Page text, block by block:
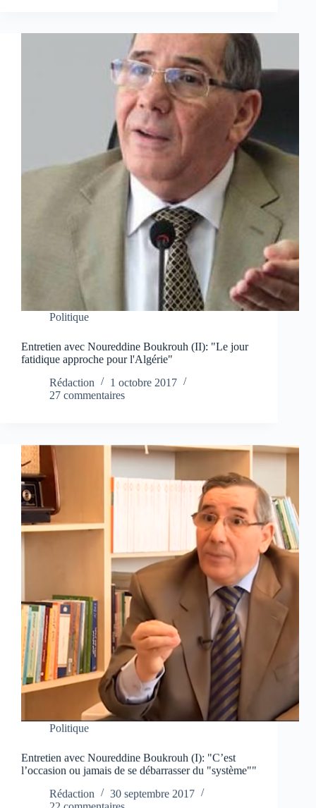
Politique
Entretien avec Noureddine Boukrouh (II): "Le jour
fatidique approche pour l'Algérie"
Rédaction
1 octobre 2017
27 commentaires
Politique
Entretien avec Noureddine Boukrouh (I): "C’est
l’occasion ou jamais de se débarrasser du "système""
Rédaction
30 septembre 2017